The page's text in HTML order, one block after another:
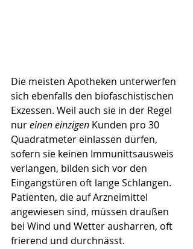
Die meisten Apotheken unterwerfen
sich ebenfalls den biofaschistischen
Exzessen. Weil auch sie in der Regel
nur einen einzigen Kunden pro 30
Quadratmeter einlassen dürfen,
sofern sie keinen Immunittsausweis
verlangen, bilden sich vor den
Eingangstüren oft lange Schlangen.
Patienten, die auf Arzneimittel
angewiesen sind, müssen draußen
bei Wind und Wetter ausharren, oft
frierend und durchnässt.